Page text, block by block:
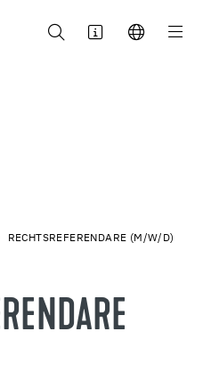
RECHTSREFERENDARE (M/W/D)